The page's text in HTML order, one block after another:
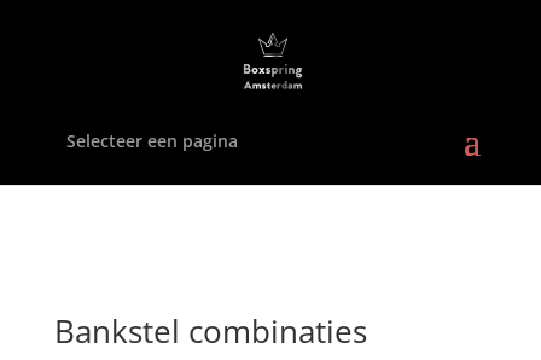
Selecteer een pagina
Bankstel combinaties